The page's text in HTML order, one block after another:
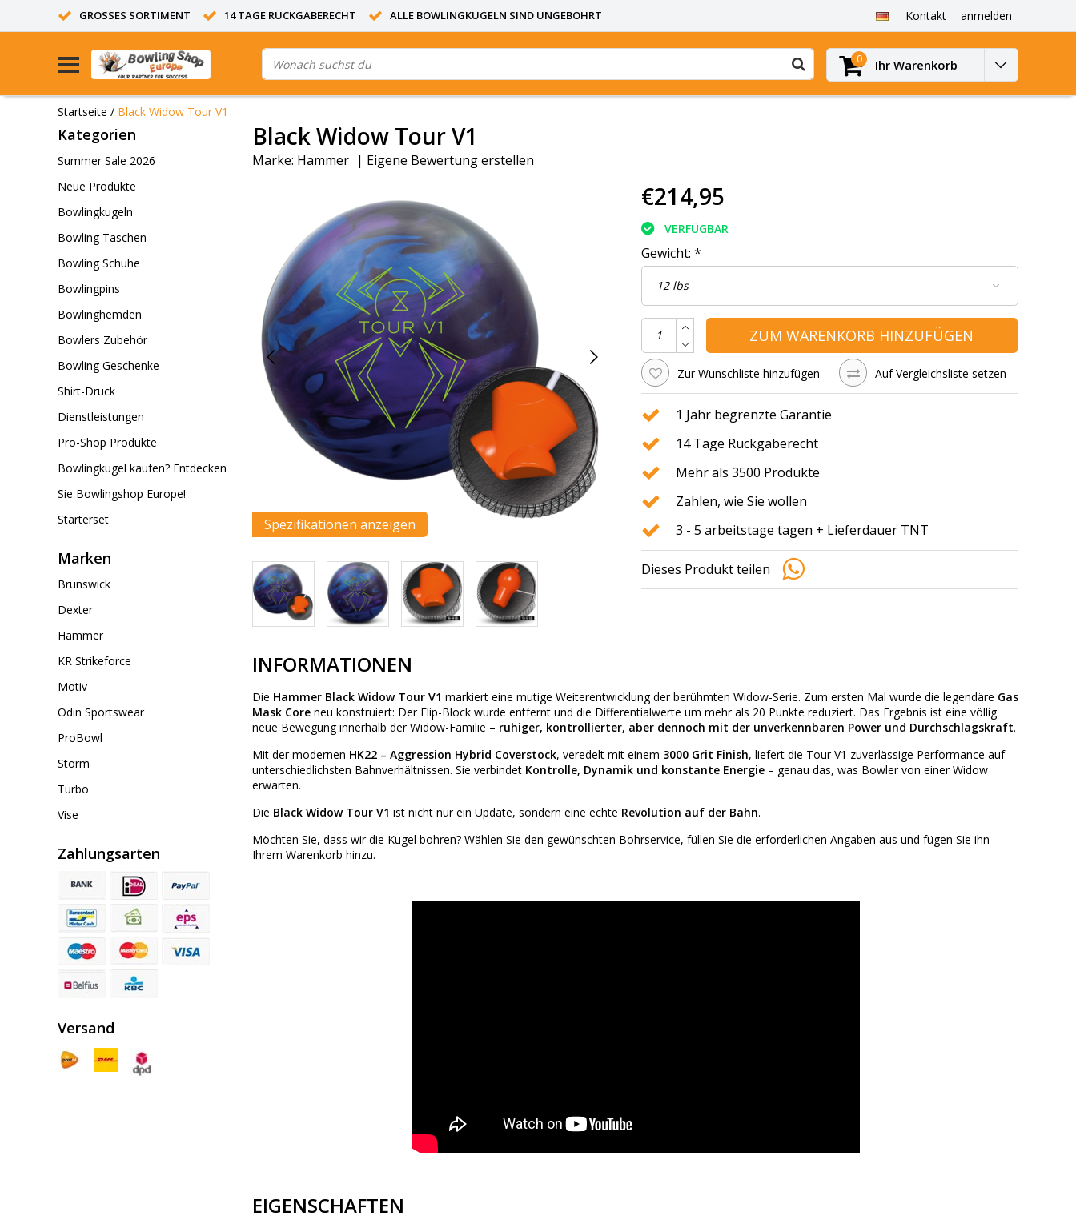
GROSSES SORTIMENT 14 TAGE RÜCKGABERECHT ALLE BOWLINGKUGELN SIND UNGEBOHRT Kontakt anmelden
0 Ihr Warenkorb
Startseite / Black Widow Tour V1
Kategorien
Summer Sale 2026
Neue Produkte
Bowlingkugeln
Bowling Taschen
Bowling Schuhe
Bowlingpins
Bowlinghemden
Bowlers Zubehör
Bowling Geschenke
Shirt-Druck
Dienstleistungen
Pro-Shop Produkte
Bowlingkugel kaufen? Entdecken
Sie Bowlingshop Europe!
Starterset
Marken
Brunswick
Dexter
Hammer
KR Strikeforce
Motiv
Odin Sportswear
ProBowl
Storm
Turbo
Vise
Zahlungsarten
Versand
Black Widow Tour V1
Marke: Hammer | Eigene Bewertung erstellen
Spezifikationen anzeigen
€214,95
VERFÜGBAR
Gewicht: *
ZUM WARENKORB HINZUFÜGEN
Zur Wunschliste hinzufügen Auf Vergleichsliste setzen
1 Jahr begrenzte Garantie
14 Tage Rückgaberecht
Mehr als 3500 Produkte
Zahlen, wie Sie wollen
3 - 5 arbeitstage tagen + Lieferdauer TNT
Dieses Produkt teilen
INFORMATIONEN
Die Hammer Black Widow Tour V1 markiert eine mutige Weiterentwicklung der berühmten Widow-Serie. Zum ersten Mal wurde die legendäre Gas
Mask Core neu konstruiert: Der Flip-Block wurde entfernt und die Differentialwerte um mehr als 20 Punkte reduziert. Das Ergebnis ist eine völlig
neue Bewegung innerhalb der Widow-Familie – ruhiger, kontrollierter, aber dennoch mit der unverkennbaren Power und Durchschlagskraft.
Mit der modernen HK22 – Aggression Hybrid Coverstock, veredelt mit einem 3000 Grit Finish, liefert die Tour V1 zuverlässige Performance auf
unterschiedlichsten Bahnverhältnissen. Sie verbindet Kontrolle, Dynamik und konstante Energie – genau das, was Bowler von einer Widow
erwarten.
Die Black Widow Tour V1 ist nicht nur ein Update, sondern eine echte Revolution auf der Bahn.
Möchten Sie, dass wir die Kugel bohren? Wählen Sie den gewünschten Bohrservice, füllen Sie die erforderlichen Angaben aus und fügen Sie ihn
Ihrem Warenkorb hinzu.
EIGENSCHAFTEN